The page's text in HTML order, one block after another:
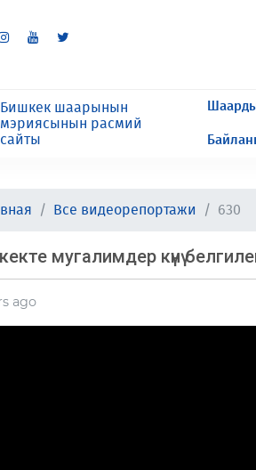
Бишкек шаарынын
мэриясынын расмий
сайты
Все видеорепортажи 630
мугалимдер күнү
ago